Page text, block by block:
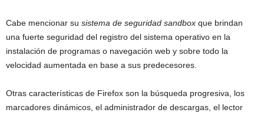
Cabe mencionar su sistema de seguridad sandbox que brindan
una fuerte seguridad del registro del sistema operativo en la
instalación de programas o navegación web y sobre todo la
velocidad aumentada en base a sus predecesores.
Otras características de Firefox son la búsqueda progresiva, los
marcadores dinámicos, el administrador de descargas, el lector